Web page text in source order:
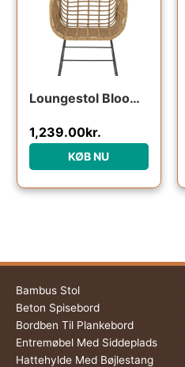
Loungestol Bloomingville Collin polyrattan rattan-look jernstel natur
1,239.00kr.
KØB NU
Bambus Stol
Beton Spisebord
Bordben Til Plankebord
Entremøbel Med Siddeplads
Hattehylde Med Bøjlestang